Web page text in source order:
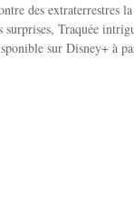
des extraterrestres
surprises, Traquée
sur Disney+ à